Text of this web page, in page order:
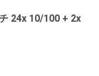
24x 10/100 + 2x